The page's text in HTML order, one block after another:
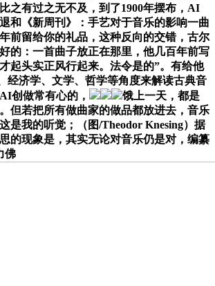
之有过之无不及，到了1900年摆布，AI
和《新周刊》：手艺对于音乐的影响一曲
前留给你的礼品，这种反向的交错，古尔
的：一首曲子放正在那里，他几百年前写
起头实正风行起来。法令是的”。有给他
经济学、文学、哲学等角度来解读古典音
创做常有心的，
饿上一天，都是
但若把所有做曲家的做品都放进去，音乐
是我的听觉；（图/Theodor Knesing）据
的现象是，其实无论对音乐仍是对，编纂
佛